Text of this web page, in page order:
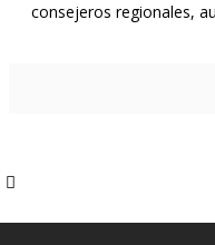
consejeros regionales,